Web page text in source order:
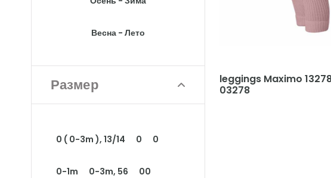
Весна - Лето
Размер
0 ( 0-3m ), 13/14 0 0
0-1m 0-3m, 56 00
leggings Maximo
03278